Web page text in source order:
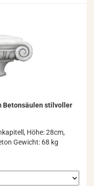
Be­ton­säu­len stil­vol­ler
Höhe: 28cm,
Ge­wicht: 68 kg